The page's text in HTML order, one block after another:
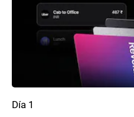
Día 1